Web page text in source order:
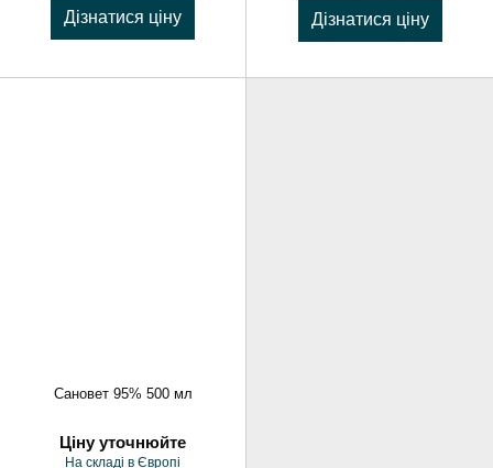
Дізнатися ціну Дізнатися ціну
Сановет 95% 500 мл
Ціну уточнюйте
На складі в Європі